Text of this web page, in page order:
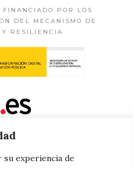
experiencia de
POR LOS
DEL MECANISMO DE
RESILIENCIA